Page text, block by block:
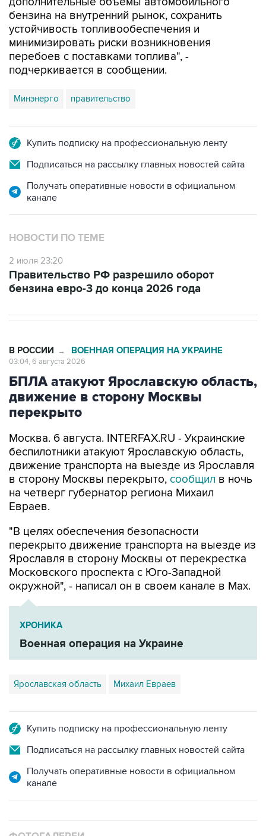
устойчивость топливообеспечения и
минимизировать риски возникновения
перебоев с поставками топлива", -
подчеркивается в сообщении.
Минэнерго правительство
Подписаться на рассылку главных новостей сайта
Получать оперативные новости в официальном
канале
НОВОСТИ ПО ТЕМЕ
2 июля 23:20
бензина евро-3 до конца 2026 года
БПЛА атакуют Ярославскую область,
движение в сторону Москвы
перекрыто
Москва. 6 августа. INTERFAX.RU - Украинские
движение транспорта на выезде из Ярославля
в сторону Москвы перекрыто,сообщилв ночь
на четверг губернатор региона Михаил
Евраев.
"В целях обеспечения безопасности
Ярославля в сторону Москвы от перекрестка
Московского проспекта с Юго-Западной
окружной", - написал он в своем канале в Мах.
ХРОНИКА
Военная операция на Украине
Ярославская область Михаил Евраев
Подписаться на рассылку главных новостей сайта
Получать оперативные новости в официальном
канале